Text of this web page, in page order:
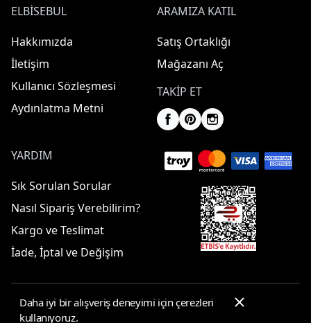
ELBISEBUL
Hakkımızda
İletişim
Kullanıcı Sözleşmesi
Aydınlatma Metni
ARAMIZA KATIL
Satış Ortaklığı
Mağazanı Aç
TAKIP ET
YARDIM
Sık Sorulan Sorular
Nasıl Sipariş Verebilirim?
Kargo ve Teslimat
İade, İptal ve Değişim
© 2025 ElbiseBul -
Daha iyi bir alışveriş deneyimi için çerezleri
kullanıyoruz.